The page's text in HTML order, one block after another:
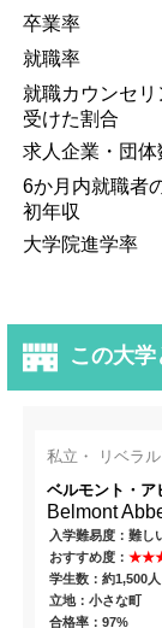
卒業率
就職率
就職カウンセリ
受けた割合
求人企業・団体
6か月内就職者
初年収
大学院進学率
この大
私立・ リベラ
ベルモント・ア
Belmont
入学難易度：難し
おすすめ度：
学生数：約1,500人
立地：小さな町
合格率：97%